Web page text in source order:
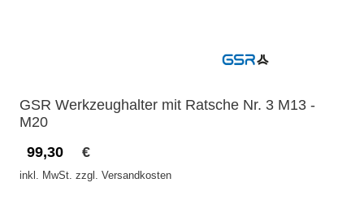
GSR Werkzeughalter mit Ratsche Nr. 3 M13 -
M20
99,30
€
inkl. MwSt. zzgl. Versandkosten